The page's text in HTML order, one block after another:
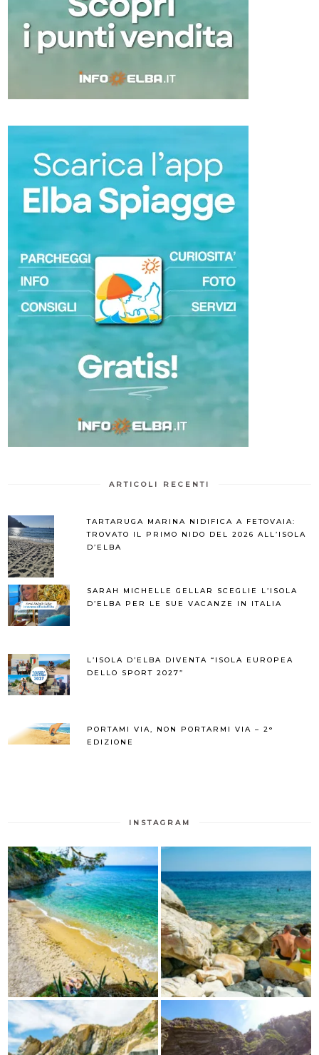
ARTICOLI RECENTI
TARTARUGA MARINA NIDIFICA A FETOVAIA:
TROVATO IL PRIMO NIDO DEL 2026 ALL’ISOLA
D’ELBA
SARAH MICHELLE GELLAR SCEGLIE L’ISOLA
D’ELBA PER LE SUE VACANZE IN ITALIA
L’ISOLA D’ELBA DIVENTA “ISOLA EUROPEA
DELLO SPORT 2027”
PORTAMI VIA, NON PORTARMI VIA – 2°
EDIZIONE
INSTAGRAM